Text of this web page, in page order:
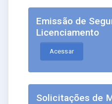
Emissão de
Licenciamento
Acessar
Solicitações de